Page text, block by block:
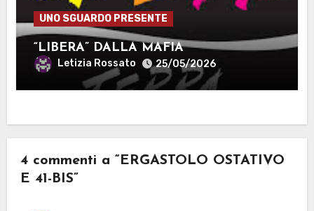
UNO SGUARDO PRESENTE
“LIBERA” DALLA MAFIA
Letizia Rossato 25/05/2026
4 commenti a “ERGASTOLO OSTATIVO
E 41-BIS”